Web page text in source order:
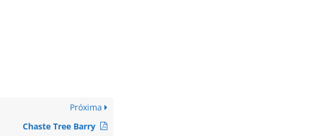
Próxima
Chaste Tree Barry